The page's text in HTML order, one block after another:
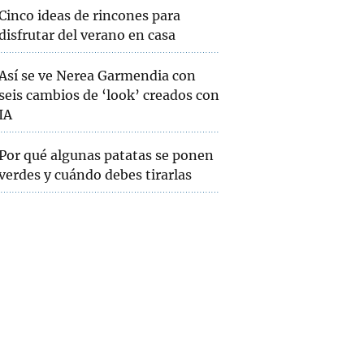
ideas de rincones para
del verano en casa
se ve Nerea Garmendia con
cambios de ‘look’ creados con
qué algunas patatas se ponen
y cuándo debes tirarlas